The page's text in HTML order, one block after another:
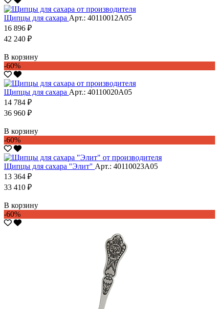
Щипцы для сахара Арт.: 40110012А05
16 896 ₽
42 240 ₽
В корзину
-60%
Щипцы для сахара Арт.: 40110020А05
14 784 ₽
36 960 ₽
В корзину
-60%
Щипцы для сахара "Элит" Арт.: 40110023А05
13 364 ₽
33 410 ₽
В корзину
-60%